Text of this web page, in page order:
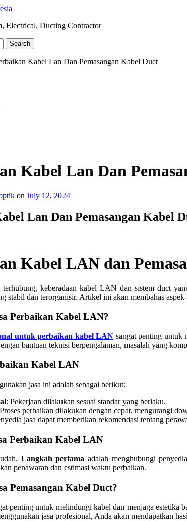
Electrical, Ducting Contractor
Search
Kabel Lan Dan Pemasangan Kabel Duct
Kabel Lan Dan
on July 12, 2024
Lan Dan Pemasangan Kabel
Kabel LAN dan
keberadaan kabel LAN dan sistem duct
stabil dan terorganisir. Artikel ini akan membahas
Perbaikan Kabel LAN?
untuk perbaikan kabel LAN sangat penting untuk
bantuan teknisi berpengalaman, masalah yang
Kabel LAN
jasa ini adalah sebagai berikut:
: Pekerjaan dilakukan sesuai standar yang berlaku.
perbaikan dilakukan dengan cepat, mengurangi
jasa dapat memberikan rekomendasi tentang
Perbaikan Kabel LAN
Langkah pertama adalah menghubungi
penawaran dan estimasi waktu perbaikan.
Pemasangan Kabel Duct?
penting untuk melindungi kabel dan menjaga estetika
jasa profesional, Anda akan mendapatkan